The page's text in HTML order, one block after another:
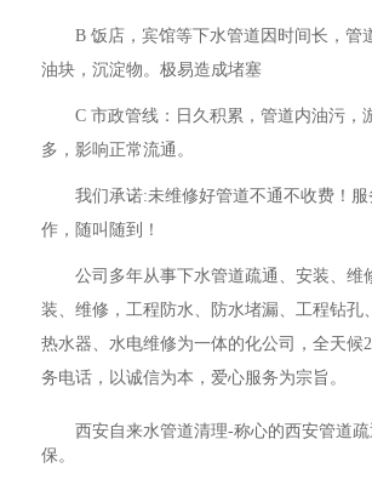
B 饭店，宾馆等下水管道因时间长，管
油块，沉淀物。极易造成堵塞
C 市政管线：日久积累，管道内油污，
多，影响正常流通。
我们承诺:未维修好管道不通不收费！
作，随叫随到！
公司多年从事下水管道疏通、安装、维
装、维修，工程防水、防水堵漏、工程钻孔
热水器、水电维修为一体的化公司，全天候
务电话，以诚信为本，爱心服务为宗旨。
西安自来水管道清理-称心的西安管道
保。